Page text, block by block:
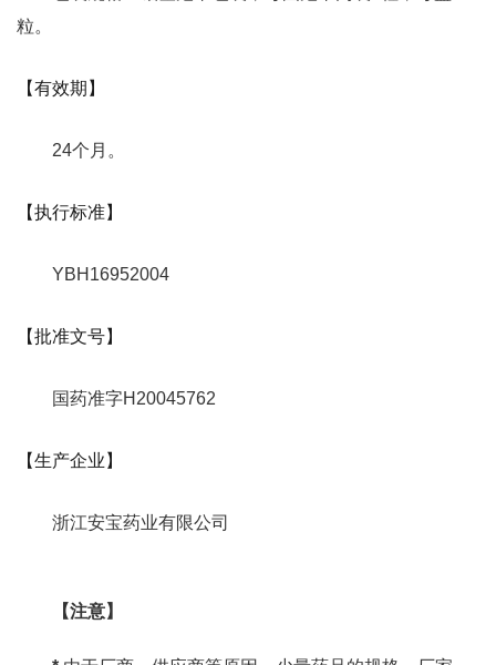
粒。
【有效期】
24个月。
【执行标准】
YBH16952004
【批准文号】
国药准字H20045762
【生产企业】
浙江安宝药业有限公司
【注意】